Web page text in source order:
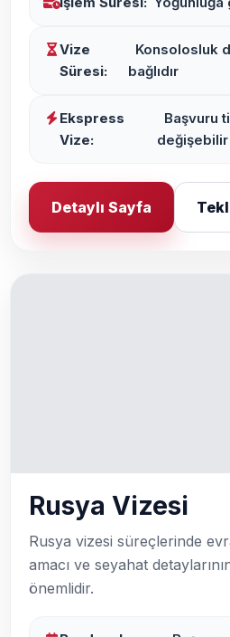
Vize
Süresi:
Konsolosluk
bağlıdır
Ekspress
Vize:
Başvuru
değişebilir
Detaylı Sayfa
Rusya Vizesi
Rusya vizesi süreçlerinde
amacı ve seyahat
önemlidir.